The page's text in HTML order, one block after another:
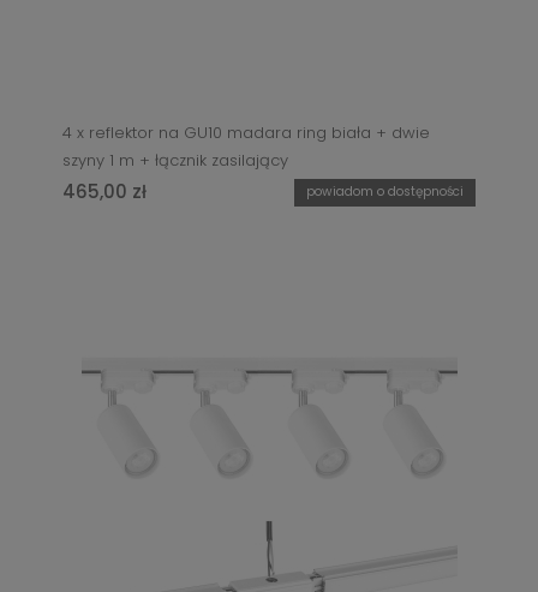
4 x reflektor na GU10 madara ring biała + dwie
szyny 1 m + łącznik zasilający
465,00 zł powiadom o dostępności